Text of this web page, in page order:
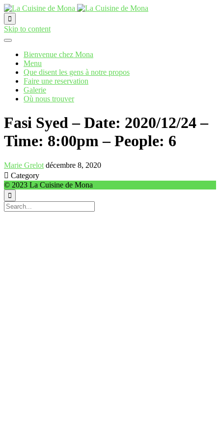

Skip to content
Bienvenue chez Mona
Menu
Que disent les gens à notre propos
Faire une reservation
Galerie
Où nous trouver
Fasi Syed – Date: 2020/12/24 –
Time: 8:00pm – People: 6
Marie Grelot décembre 8, 2020
 Category
© 2023 La Cuisine de Mona
